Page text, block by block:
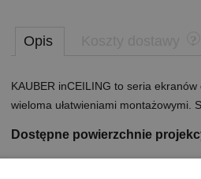
Opis
KAUBER inCEILING to seria
wieloma ułatwieniami montażowymi.
Dostępne powierzchnie
Bi Vision